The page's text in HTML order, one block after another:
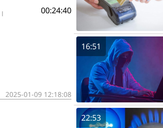
00:24:40
2025-01-09 12:18:08
16:51
22:53